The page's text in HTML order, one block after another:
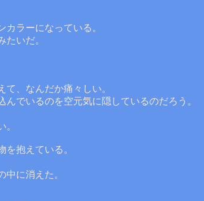
ラーになっている。
いだ。
、なんだか痛々しい。
でいるのを空元気に隠しているのだろう。
。
抱えている。
に消えた。